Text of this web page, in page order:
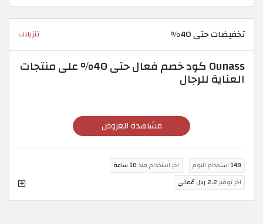
تخفيضات حتى 40% تنزيلات
Ounass كود خصم فعال حتى 40% على منتجات
العناية للرجال
مشاهدة العروض
148 استخدام اليوم اخر استخدام منذ 10 ساعة
اخر توفير 2.2 ريال عُماني